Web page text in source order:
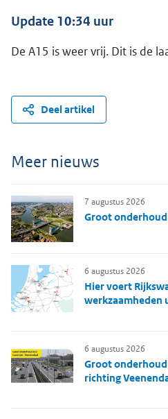
Update 10:34 uur
De A15 is weer vrij. Dit is de
Deel artikel
Meer nieuws
Groot onderhoud
7 augustus 2026
Hier voert
werkzaamheden
6 augustus 2026
Groot
richting
6 augustus 2026